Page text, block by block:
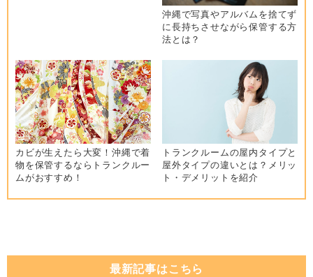
沖縄で写真やアルバムを捨てず
に長持ちさせながら保管する方
法とは？
カビが生えたら大変！沖縄で着
物を保管するならトランクルー
ムがおすすめ！
トランクルームの屋内タイプと
屋外タイプの違いとは？メリッ
ト・デメリットを紹介
最新記事はこちら